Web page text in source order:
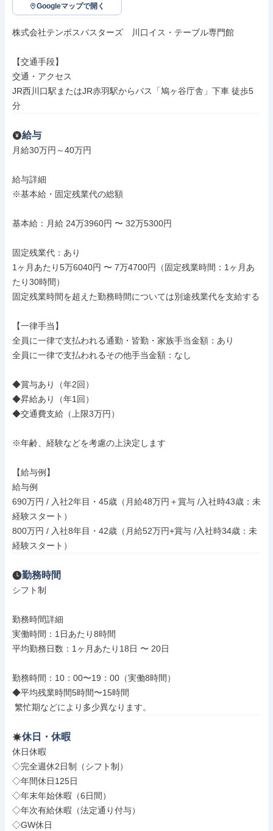
Googleマップで開く
株式会社テンポスバスターズ　川口イス・テーブル専門館
【交通手段】
交通・アクセス
JR西川口駅またはJR赤羽駅からバス「鳩ヶ谷庁舎」下車 徒歩5
分
給与
月給30万円～40万円
給与詳細
※基本給・固定残業代の総額
基本給：月給 24万3960円 〜 32万5300円
固定残業代：あり
1ヶ月あたり5万6040円 〜 7万4700円（固定残業時間：1ヶ月あ
たり30時間）
固定残業時間を超えた勤務時間については別途残業代を支給する
【一律手当】
全員に一律で支払われる通勤・皆勤・家族手当金額：あり
全員に一律で支払われるその他手当金額：なし
◆賞与あり（年2回）
◆昇給あり（年1回）
◆交通費支給（上限3万円）
※年齢、経験などを考慮の上決定します
【給与例】
給与例
690万円 / 入社2年目・45歳（月給48万円＋賞与 /入社時43歳：未
経験スタート）
800万円 / 入社8年目・42歳（月給52万円+賞与 /入社時34歳：未
経験スタート）
勤務時間
シフト制
勤務時間詳細
実働時間：1日あたり8時間
平均勤務日数：1ヶ月あたり18日 〜 20日
勤務時間：10：00〜19：00（実働8時間）
◆平均残業時間5時間〜15時間
繁忙期などにより多少異なります。
休日・休暇
休日休暇
◇完全週休2日制（シフト制）
◇年間休日125日
◇年末年始休暇（6日間）
◇年次有給休暇（法定通り付与）
◇GW休日